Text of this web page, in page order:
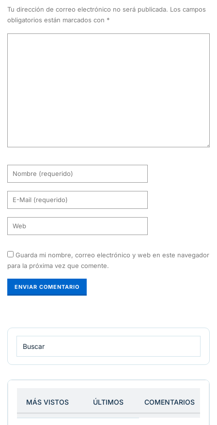
Tu dirección de correo electrónico no será publicada. Los campos
obligatorios están marcados con *
Guarda mi nombre, correo electrónico y web en este navegador
para la próxima vez que comente.
MÁS VISTOS ÚLTIMOS COMENTARIOS